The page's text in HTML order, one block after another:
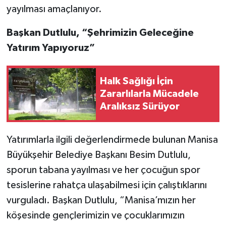
yayılması amaçlanıyor.
Başkan Dutlulu, “Şehrimizin Geleceğine
Yatırım Yapıyoruz”
Halk Sağlığı İçin
Zararlılarla Mücadele
Aralıksız Sürüyor
Yatırımlarla ilgili değerlendirmede bulunan Manisa
Büyükşehir Belediye Başkanı Besim Dutlulu,
sporun tabana yayılması ve her çocuğun spor
tesislerine rahatça ulaşabilmesi için çalıştıklarını
vurguladı. Başkan Dutlulu, “Manisa’mızın her
köşesinde gençlerimizin ve çocuklarımızın